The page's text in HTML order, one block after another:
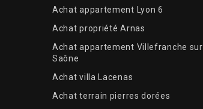
Achat appartement Lyon 6
Achat propriété Arnas
Achat appartement Villefranche sur
Saône
Achat villa Lacenas
Achat terrain pierres dorées